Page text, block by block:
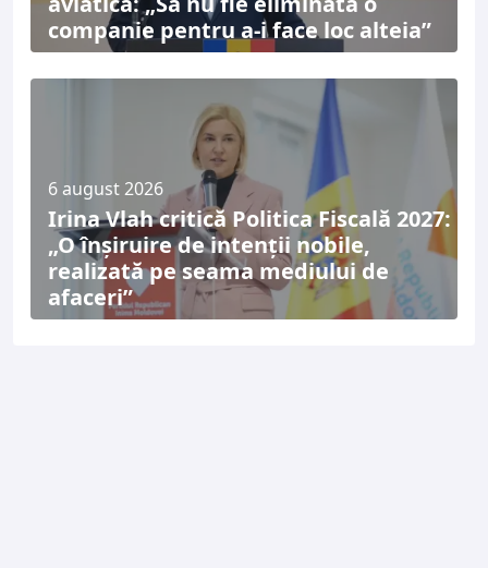
companie pentru a-i face loc alteia”
6 august 2026
Irina Vlah critică Politica Fiscală 2027:
„O înșiruire de intenții nobile,
realizată pe seama mediului de
afaceri”